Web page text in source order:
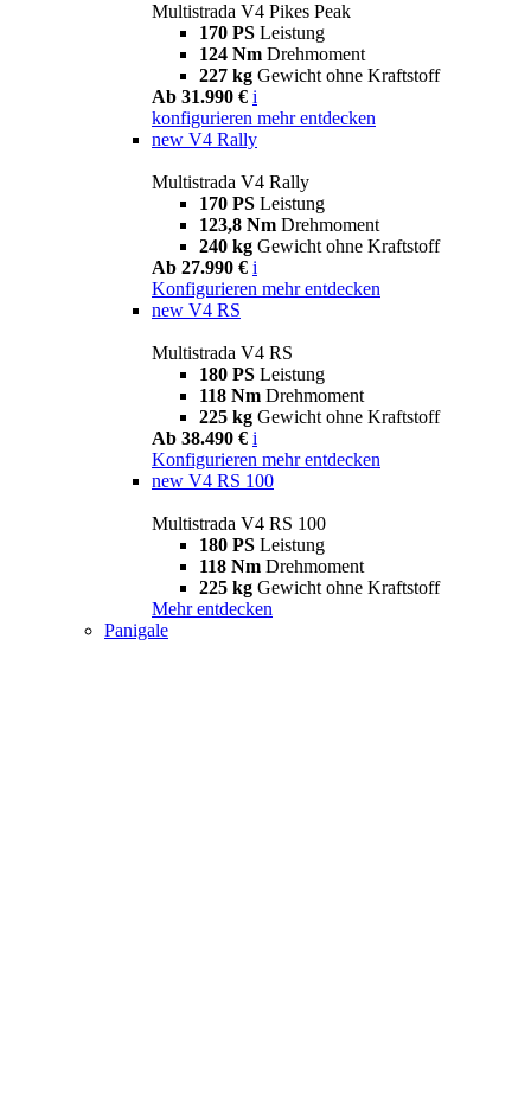
Multistrada V4 Pikes Peak
170 PS Leistung
124 Nm Drehmoment
227 kg Gewicht ohne Kraftstoff
Ab 31.990 € i
konfigurieren mehr entdecken
new V4 Rally
Multistrada V4 Rally
170 PS Leistung
123,8 Nm Drehmoment
240 kg Gewicht ohne Kraftstoff
Ab 27.990 € i
Konfigurieren mehr entdecken
new V4 RS
Multistrada V4 RS
180 PS Leistung
118 Nm Drehmoment
225 kg Gewicht ohne Kraftstoff
Ab 38.490 € i
Konfigurieren mehr entdecken
new V4 RS 100
Multistrada V4 RS 100
180 PS Leistung
118 Nm Drehmoment
225 kg Gewicht ohne Kraftstoff
Mehr entdecken
Panigale